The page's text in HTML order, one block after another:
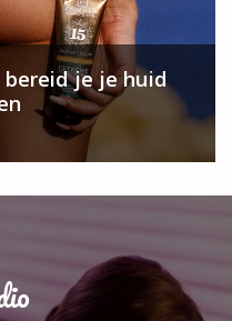
bereid je je huid